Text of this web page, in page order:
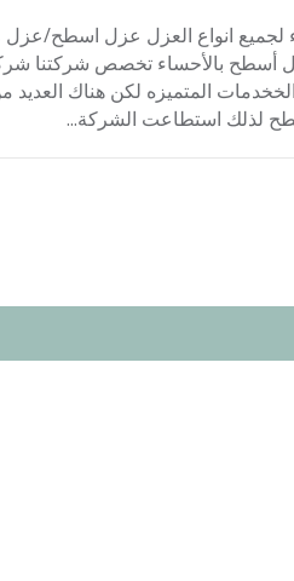
لجميع انواع العزل عزل اسطح/
أرخص شركة عزل أسطح بالأحساء تخصص
المتميزه لكن هناك العديد
لذلك استطاعت الشركة...